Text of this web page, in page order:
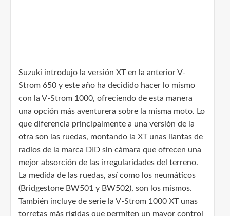
Suzuki introdujo la versión XT en la anterior V-
Strom 650 y este año ha decidido hacer lo mismo
con la V-Strom 1000, ofreciendo de esta manera
una opción más aventurera sobre la misma moto. Lo
que diferencia principalmente a una versión de la
otra son las ruedas, montando la XT unas llantas de
radios de la marca DID sin cámara que ofrecen una
mejor absorción de las irregularidades del terreno.
La medida de las ruedas, así como los neumáticos
(Bridgestone BW501 y BW502), son los mismos.
También incluye de serie la V-Strom 1000 XT unas
torretas más rígidas que permiten un mayor control